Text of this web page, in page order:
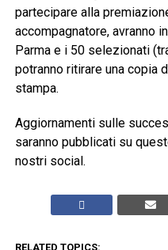
partecipare alla
accompagnatore, avranno
Parma e i 50 selezionati
potranno ritirare una copia
stampa.
Aggiornamenti sulle
saranno pubblicati su
nostri social.
RELATED TOPICS: